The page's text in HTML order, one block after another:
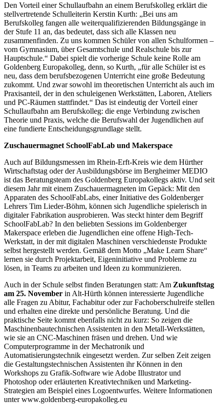
Den Vorteil einer Schullaufbahn an einem Berufskolleg erklärt die
stellvertretende Schulleiterin Kerstin Kurth: „Bei uns am
Berufskolleg fangen alle weiterqualifizierenden Bildungsgänge in
der Stufe 11 an, das bedeutet, dass sich alle Klassen neu
zusammenfinden. Zu uns kommen Schüler von allen Schulformen –
vom Gymnasium, über Gesamtschule und Realschule bis zur
Hauptschule.“ Dabei spielt die vorherige Schule keine Rolle am
Goldenberg Europakolleg, denn, so Kurth, „für alle Schüler ist es
neu, dass dem berufsbezogenen Unterricht eine große Bedeutung
zukommt. Und zwar sowohl im theoretischen Unterricht als auch im
Praxisanteil, der in den schuleigenen Werkstätten, Laboren, Ateliers
und PC-Räumen stattfindet.“ Das ist eindeutig der Vorteil einer
Schullaufbahn am Berufskolleg: die enge Verbindung zwischen
Theorie und Praxis, welche die Berufswahl der Jugendlichen auf
eine fundierte Entscheidungsgrundlage stellt.
Zuschauermagnet SchoolFabLab und Makerspace
Auch auf Bildungsmessen im Rhein-Erft-Kreis wie dem Hürther
Wirtschaftstag oder der Ausbildungsbörse im Bergheimer MEDIO
ist das Beratungsteam des Goldenberg Europakollegs aktiv. Und seit
diesem Jahr mit einem Zuschauermagneten im Gepäck: Mit den
Apparaten des SchoolFabLabs, einer Initiative des Goldenberger
Lehrers Tim Lieder-Böhm, können sich Jugendliche spielerisch in
digitaler Fabrikation ausprobieren. Was steckt hinter dem Begriff
SchoolFabLab? In den beliebten Sessions im Goldenberger
Makerspace erleben die Jugendlichen eine offene High-Tech-
Werkstatt, in der mit digitalen Maschinen verschiedenste Produkte
selbst hergestellt werden. Gemäß dem Motto „Make Learn Share“
lernen sie durch Projektarbeit, Eigeninitiative und Probleme zu
lösen, in Teams zu arbeiten und Ideen zu kommunizieren.
Auch in der Schule selbst finden Beratungen statt: Am Zukunftstag
am 25. November in Alt-Hürth können interessierte Jugendliche
alle Fragen zu Abitur, Fachabitur oder zur Fachoberschulreife stellen
und erhalten eine direkte und persönliche Beratung. Und die
praktische Seite kommt ebenfalls nicht zu kurz: So zeigen die
Maschinenbautechnischen Assistenten in den Metall-Werkstätten,
wie sie an CNC-Maschinen fräsen und drehen. Und wie
Computerprogramme in der Mechatronik und
Automatisierungstechnik eingesetzt werden. Zur selben Zeit zeigen
die Gestaltungstechnischen Assistenten ihr Können in den
Workshops zu Grafik-Software wie Adobe Illustrator und
Photoshop oder erläuterten Kreativtechniken und Marketing-
Strategien am Beispiel eines Logoentwurfes. Weitere Informationen
unter www.goldenberg-europakolleg.eu